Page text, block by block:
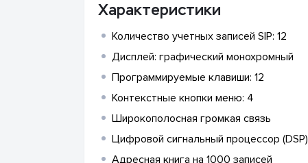
Характеристики
Количество учетных записей SIP: 12
Дисплей: графический монохромный
Программируемые клавиши: 12
Контекстные кнопки меню: 4
Широкополосная громкая связь
Цифровой сигнальный процессор (DSP)
Адресная книга на 1000 записей